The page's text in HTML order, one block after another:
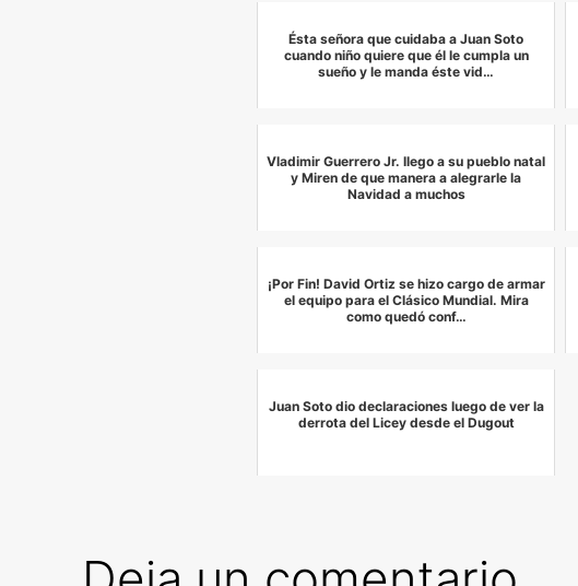
Ésta señora que cuidaba a Juan Soto
cuando niño quiere que él le cumpla un
sueño y le manda éste vid…
Vladimir Guerrero Jr. llego a su pueblo natal
y Miren de que manera a alegrarle la
Navidad a muchos
¡Por Fin! David Ortiz se hizo cargo de armar
el equipo para el Clásico Mundial. Mira
como quedó conf…
Juan Soto dio declaraciones luego de ver la
derrota del Licey desde el Dugout